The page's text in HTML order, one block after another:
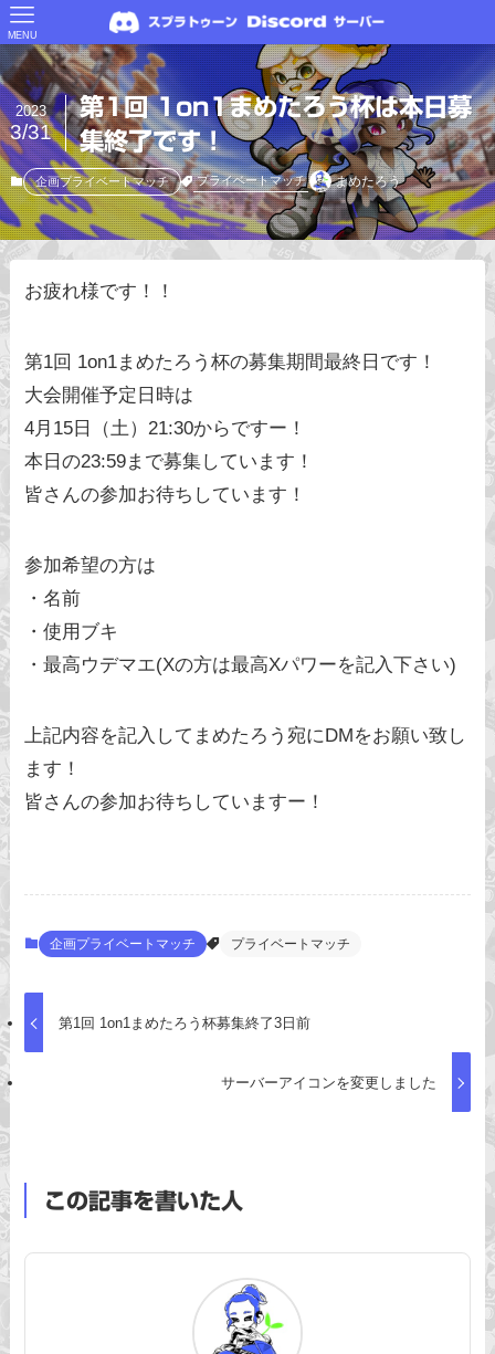
MENU
第1回 1on1まめたろう杯は本日募
集終了です！
2023
3/31
企画プライベートマッチ プライベートマッチ まめたろう
お疲れ様です！！
第1回 1on1まめたろう杯の募集期間最終日です！
大会開催予定日時は
4月15日（土）21:30からですー！
本日の23:59まで募集しています！
皆さんの参加お待ちしています！
参加希望の方は
・名前
・使用ブキ
・最高ウデマエ(Xの方は最高Xパワーを記入下さい)
上記内容を記入してまめたろう宛にDMをお願い致し
ます！
皆さんの参加お待ちしていますー！
企画プライベートマッチ プライベートマッチ
第1回 1on1まめたろう杯募集終了3日前
サーバーアイコンを変更しました
この記事を書いた人